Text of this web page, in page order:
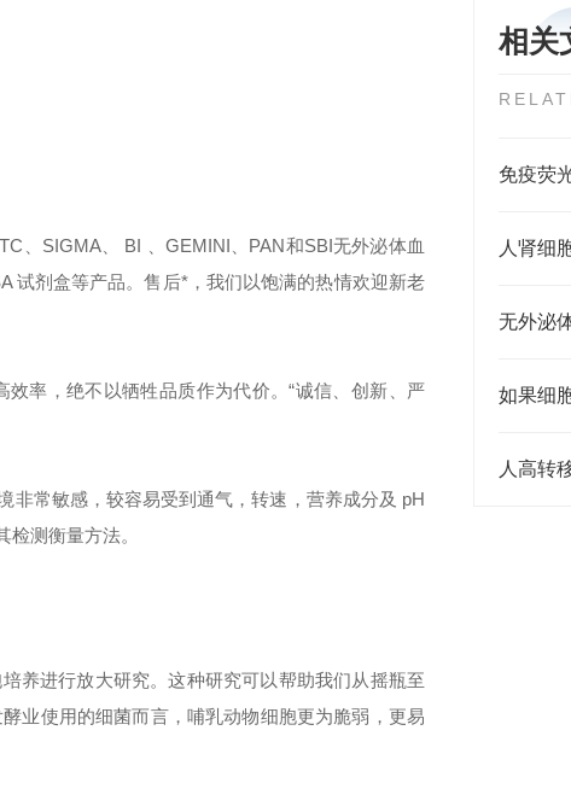
相关
无外泌
、SIGMA、 BI 、GEMINI、PAN和SBI无外泌体血
试剂盒等产品。售后*，我们以饱满的热情欢迎新老
率，绝不以牺牲品质作为代价。“诚信、创新、严
非常敏感，较容易受到通气，转速，营养成分及 pH
测衡量方法。
养进行放大研究。这种研究可以帮助我们从摇瓶至
业使用的细菌而言，哺乳动物细胞更为脆弱，更易